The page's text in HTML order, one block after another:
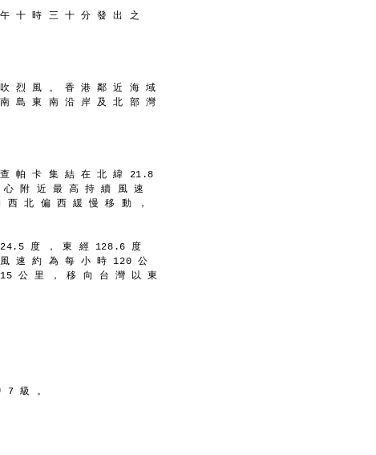
十 時 三 十 分 發 出 之
烈 風 。 香 港 鄰 近 海 域
島 東 南 沿 岸 及 北 部 灣
帕 卡 集 結 在 北 緯 21.8
附 近 最 高 持 續 風 速
北 偏 西 緩 慢 移 動 ，
度 ， 東 經 128.6 度
速 約 為 每 小 時 120 公
公 里 ， 移 向 台 灣 以 東
級 。